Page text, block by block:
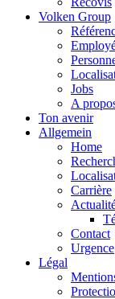
Volken Group
Jobs
A
Ton avenir
Allgemein
Home
Carrière
Contact
Urgence
Légal